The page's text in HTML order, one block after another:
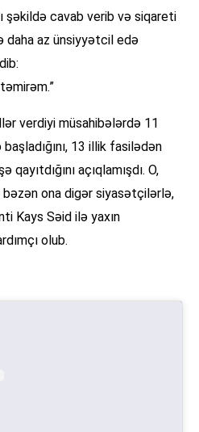
şəkildə cavab verib və siqareti
daha az ünsiyyətcil edə
verdiyi müsahibələrdə 11
13 illik fasilədən
açıqlamışdı. O,
ona digər siyasətçilərlə,
Kays Səid ilə yaxın
olub.